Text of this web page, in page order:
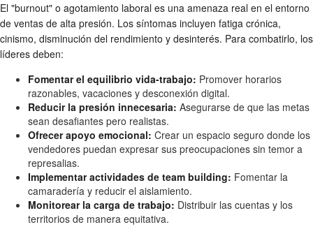
El "burnout" o agotamiento laboral es una amenaza real en el entorno
de ventas de alta presión. Los síntomas incluyen fatiga crónica,
cinismo, disminución del rendimiento y desinterés. Para combatirlo, los
líderes deben:
Fomentar el equilibrio vida-trabajo: Promover horarios
razonables, vacaciones y desconexión digital.
Reducir la presión innecesaria: Asegurarse de que las metas
sean desafiantes pero realistas.
Ofrecer apoyo emocional: Crear un espacio seguro donde los
vendedores puedan expresar sus preocupaciones sin temor a
represalias.
Implementar actividades de team building: Fomentar la
camaradería y reducir el aislamiento.
Monitorear la carga de trabajo: Distribuir las cuentas y los
territorios de manera equitativa.